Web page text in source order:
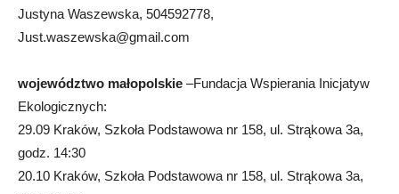
Justyna Waszewska, 504592778,
Just.waszewska@gmail.com
województwo małopolskie –Fundacja Wspierania Inicjatyw
Ekologicznych:
29.09 Kraków, Szkoła Podstawowa nr 158, ul. Strąkowa 3a,
godz. 14:30
20.10 Kraków, Szkoła Podstawowa nr 158, ul. Strąkowa 3a,